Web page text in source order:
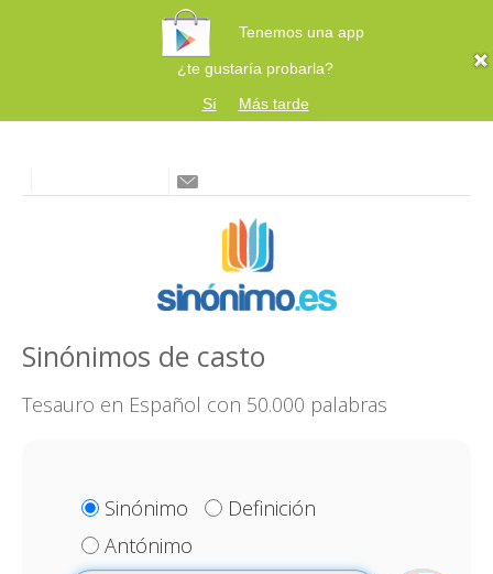
Tenemos una app
¿te gustaría probarla?
Sí
Más tarde
Sinónimos de casto
Tesauro en Español con 50.000 palabras
Sinónimo
Definición
Antónimo